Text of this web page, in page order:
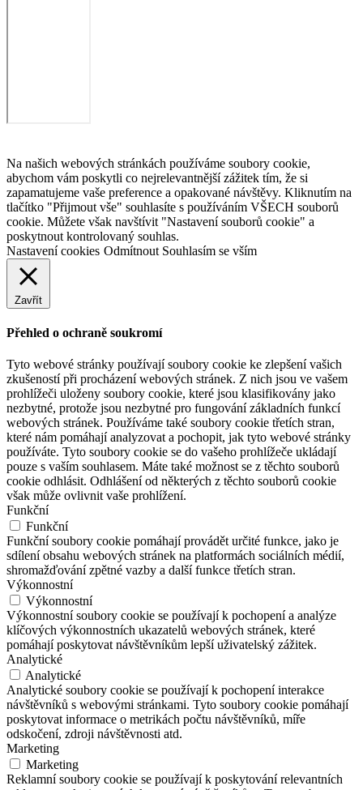
Na našich webových stránkách používáme soubory cookie,
abychom vám poskytli co nejrelevantnější zážitek tím, že si
zapamatujeme vaše preference a opakované návštěvy. Kliknutím na
tlačítko "Přijmout vše" souhlasíte s používáním VŠECH souborů
cookie. Můžete však navštívit "Nastavení souborů cookie" a
poskytnout kontrolovaný souhlas.
Nastavení cookies Odmítnout Souhlasím se vším
Zavřít
Přehled o ochraně soukromí
Tyto webové stránky používají soubory cookie ke zlepšení vašich
zkušeností při procházení webových stránek. Z nich jsou ve vašem
prohlížeči uloženy soubory cookie, které jsou klasifikovány jako
nezbytné, protože jsou nezbytné pro fungování základních funkcí
webových stránek. Používáme také soubory cookie třetích stran,
které nám pomáhají analyzovat a pochopit, jak tyto webové stránky
používáte. Tyto soubory cookie se do vašeho prohlížeče ukládají
pouze s vaším souhlasem. Máte také možnost se z těchto souborů
cookie odhlásit. Odhlášení od některých z těchto souborů cookie
však může ovlivnit vaše prohlížení.
Funkční
Funkční
Funkční soubory cookie pomáhají provádět určité funkce, jako je
sdílení obsahu webových stránek na platformách sociálních médií,
shromažďování zpětné vazby a další funkce třetích stran.
Výkonnostní
Výkonnostní
Výkonnostní soubory cookie se používají k pochopení a analýze
klíčových výkonnostních ukazatelů webových stránek, které
pomáhají poskytovat návštěvníkům lepší uživatelský zážitek.
Analytické
Analytické
Analytické soubory cookie se používají k pochopení interakce
návštěvníků s webovými stránkami. Tyto soubory cookie pomáhají
poskytovat informace o metrikách počtu návštěvníků, míře
odskočení, zdroji návštěvnosti atd.
Marketing
Marketing
Reklamní soubory cookie se používají k poskytování relevantních